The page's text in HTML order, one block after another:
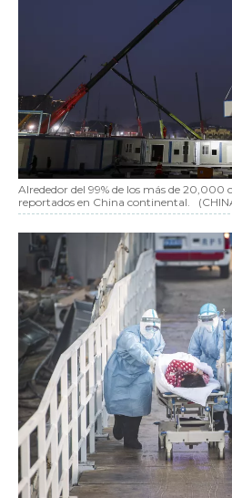
Alrededor del 99% de los más de 20,000
reportados en China continental.